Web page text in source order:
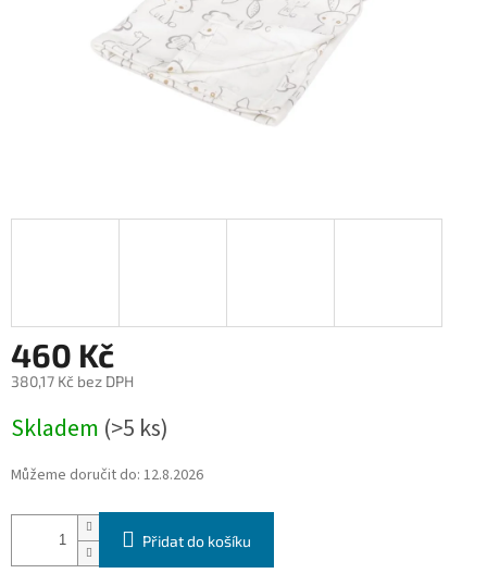
460 Kč
380,17 Kč bez DPH
cena:
Skladem (>5 ks)
Můžeme doručit do: 12.8.2026
Přidat do košíku